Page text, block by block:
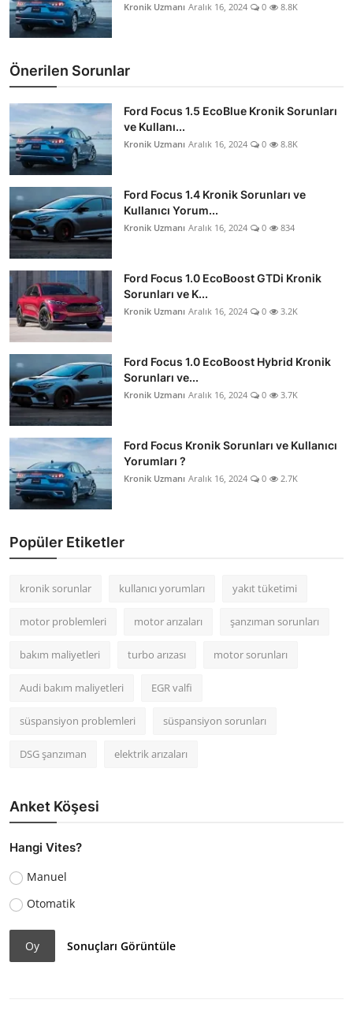
Kronik Uzmanı Aralık 16, 2024 0 8.8K
Önerilen Sorunlar
Ford Focus 1.5 EcoBlue Kronik Sorunları
ve Kullanı...
Kronik Uzmanı Aralık 16, 2024 0 8.8K
Ford Focus 1.4 Kronik Sorunları ve
Kullanıcı Yorum...
Kronik Uzmanı Aralık 16, 2024 0 834
Ford Focus 1.0 EcoBoost GTDi Kronik
Sorunları ve K...
Kronik Uzmanı Aralık 16, 2024 0 3.2K
Ford Focus 1.0 EcoBoost Hybrid Kronik
Sorunları ve...
Kronik Uzmanı Aralık 16, 2024 0 3.7K
Ford Focus Kronik Sorunları ve Kullanıcı
Yorumları ?
Kronik Uzmanı Aralık 16, 2024 0 2.7K
Popüler Etiketler
kronik sorunlar kullanıcı yorumları yakıt tüketimi
motor problemleri motor arızaları şanzıman sorunları
bakım maliyetleri turbo arızası motor sorunları
Audi bakım maliyetleri EGR valfi
süspansiyon problemleri süspansiyon sorunları
DSG şanzıman elektrik arızaları
Anket Köşesi
Hangi Vites?
Manuel
Otomatik
Oy Sonuçları Görüntüle